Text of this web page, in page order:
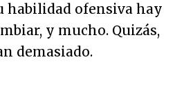
habilidad ofensiva hay
y mucho. Quizás,
demasiado.